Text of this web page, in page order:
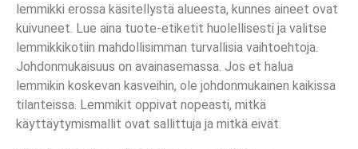
lemmikki erossa käsitellystä alueesta, kunnes aineet ovat
kuivuneet. Lue aina tuote-etiketit huolellisesti ja valitse
lemmikkikotiin mahdollisimman turvallisia vaihtoehtoja.
Johdonmukaisuus on avainasemassa. Jos et halua
lemmikin koskevan kasveihin, ole johdonmukainen kaikissa
tilanteissa. Lemmikit oppivat nopeasti, mitkä
käyttäytymismallit ovat sallittuja ja mitkä eivät.